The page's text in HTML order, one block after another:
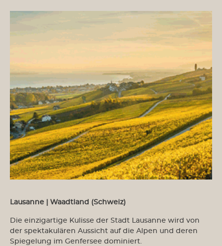
Lausanne | Waadtland (Schweiz)
Die einzigartige Kulisse der Stadt Lausanne wird von
der spektakulären Aussicht auf die Alpen und deren
Spiegelung im Genfersee dominiert.